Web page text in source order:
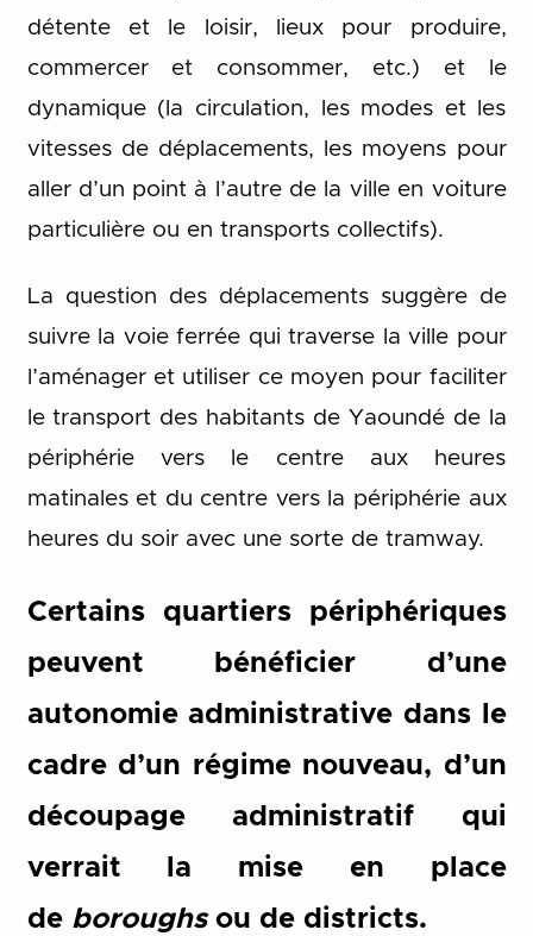
détente et le loisir, lieux pour produire,
commercer et consommer, etc.) et le
dynamique (la circulation, les modes et les
vitesses de déplacements, les moyens pour
aller d’un point à l’autre de la ville en voiture
particulière ou en transports collectifs).
La question des déplacements suggère de
suivre la voie ferrée qui traverse la ville pour
l’aménager et utiliser ce moyen pour faciliter
le transport des habitants de Yaoundé de la
périphérie vers le centre aux heures
matinales et du centre vers la périphérie aux
heures du soir avec une sorte de tramway.
Certains quartiers périphériques
peuvent bénéficier d’une
autonomie administrative dans le
cadre d’un régime nouveau, d’un
découpage administratif qui
verrait la mise en place
de boroughsou de districts.